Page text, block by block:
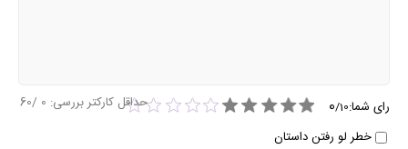
رای شما: 0/10
خطر لو رفتن داستان
حداقل کارکتر بررسی: 0
/60